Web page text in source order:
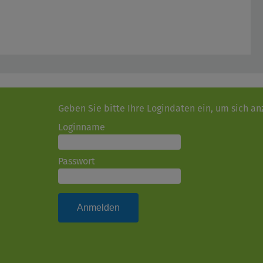
Geben Sie bitte Ihre Logindaten ein, um sich
Loginname
Passwort